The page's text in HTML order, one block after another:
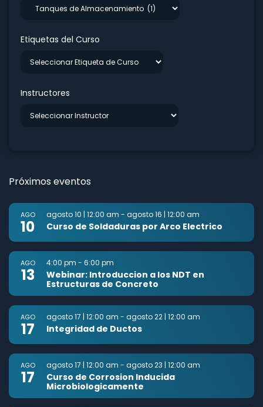
Etiquetas del Curso
Instructores
Próximos eventos
AGO
10
agosto 10 | 12:00 am - agosto 16 | 12:00 am
Curso de Soldaduras por Arco Electrico
AGO
13
4:00 pm - 6:00 pm
Webinar: Introduccion a los NDT en
Estructuras de Concreto
AGO
17
agosto 17 | 12:00 am - agosto 22 | 12:00 am
Integridad de Ductos
AGO
17
agosto 17 | 12:00 am - agosto 23 | 12:00 am
Curso de Corrosion Inducida
Microbiologicamente